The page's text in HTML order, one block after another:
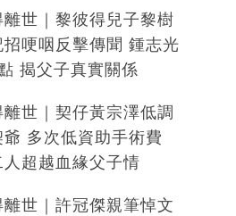
離世｜黎彼得兒子黎樹
招哽咽反擊傳聞 鍾志光
揭父子真實關係
世｜契仔黃宗澤低調
爺 多次低資助手術費
人超越血緣父子情
離世｜許冠傑親筆悼文